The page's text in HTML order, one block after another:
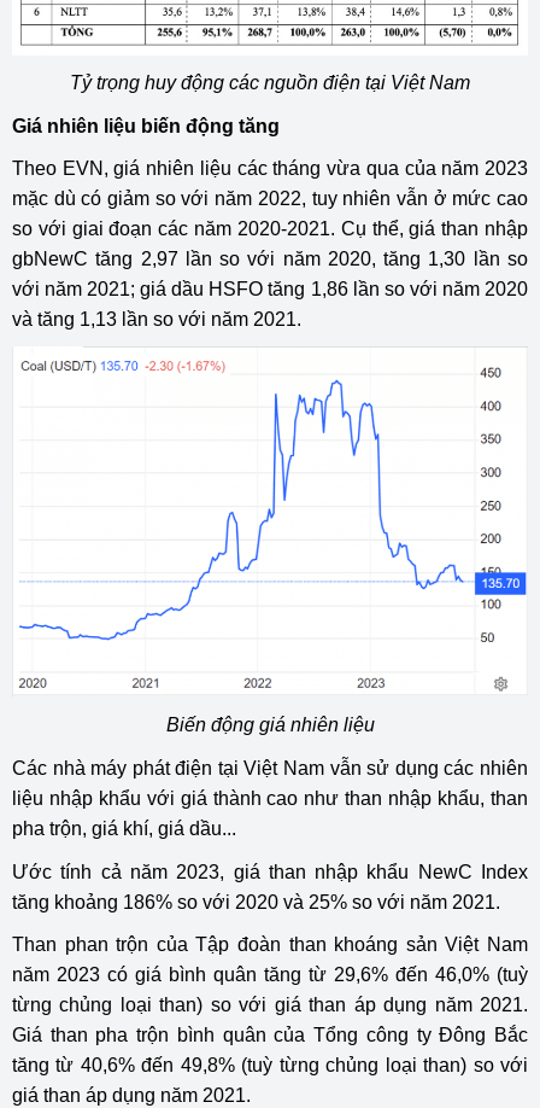
Tỷ trọng huy động các nguồn điện tại Việt Nam
Giá nhiên liệu biến động tăng
Theo EVN, giá nhiên liệu các tháng vừa qua của năm 2023
mặc dù có giảm so với năm 2022, tuy nhiên vẫn ở mức cao
so với giai đoạn các năm 2020-2021. Cụ thể, giá than nhập
gbNewC tăng 2,97 lần so với năm 2020, tăng 1,30 lần so
với năm 2021; giá dầu HSFO tăng 1,86 lần so với năm 2020
và tăng 1,13 lần so với năm 2021.
Biến động giá nhiên liệu
Các nhà máy phát điện tại Việt Nam vẫn sử dụng các nhiên
liệu nhập khẩu với giá thành cao như than nhập khẩu, than
pha trộn, giá khí, giá dầu...
Ước tính cả năm 2023, giá than nhập khẩu NewC Index
tăng khoảng 186% so với 2020 và 25% so với năm 2021.
Than phan trộn của Tập đoàn than khoáng sản Việt Nam
năm 2023 có giá bình quân tăng từ 29,6% đến 46,0% (tuỳ
từng chủng loại than) so với giá than áp dụng năm 2021.
Giá than pha trộn bình quân của Tổng công ty Đông Bắc
tăng từ 40,6% đến 49,8% (tuỳ từng chủng loại than) so với
giá than áp dụng năm 2021.